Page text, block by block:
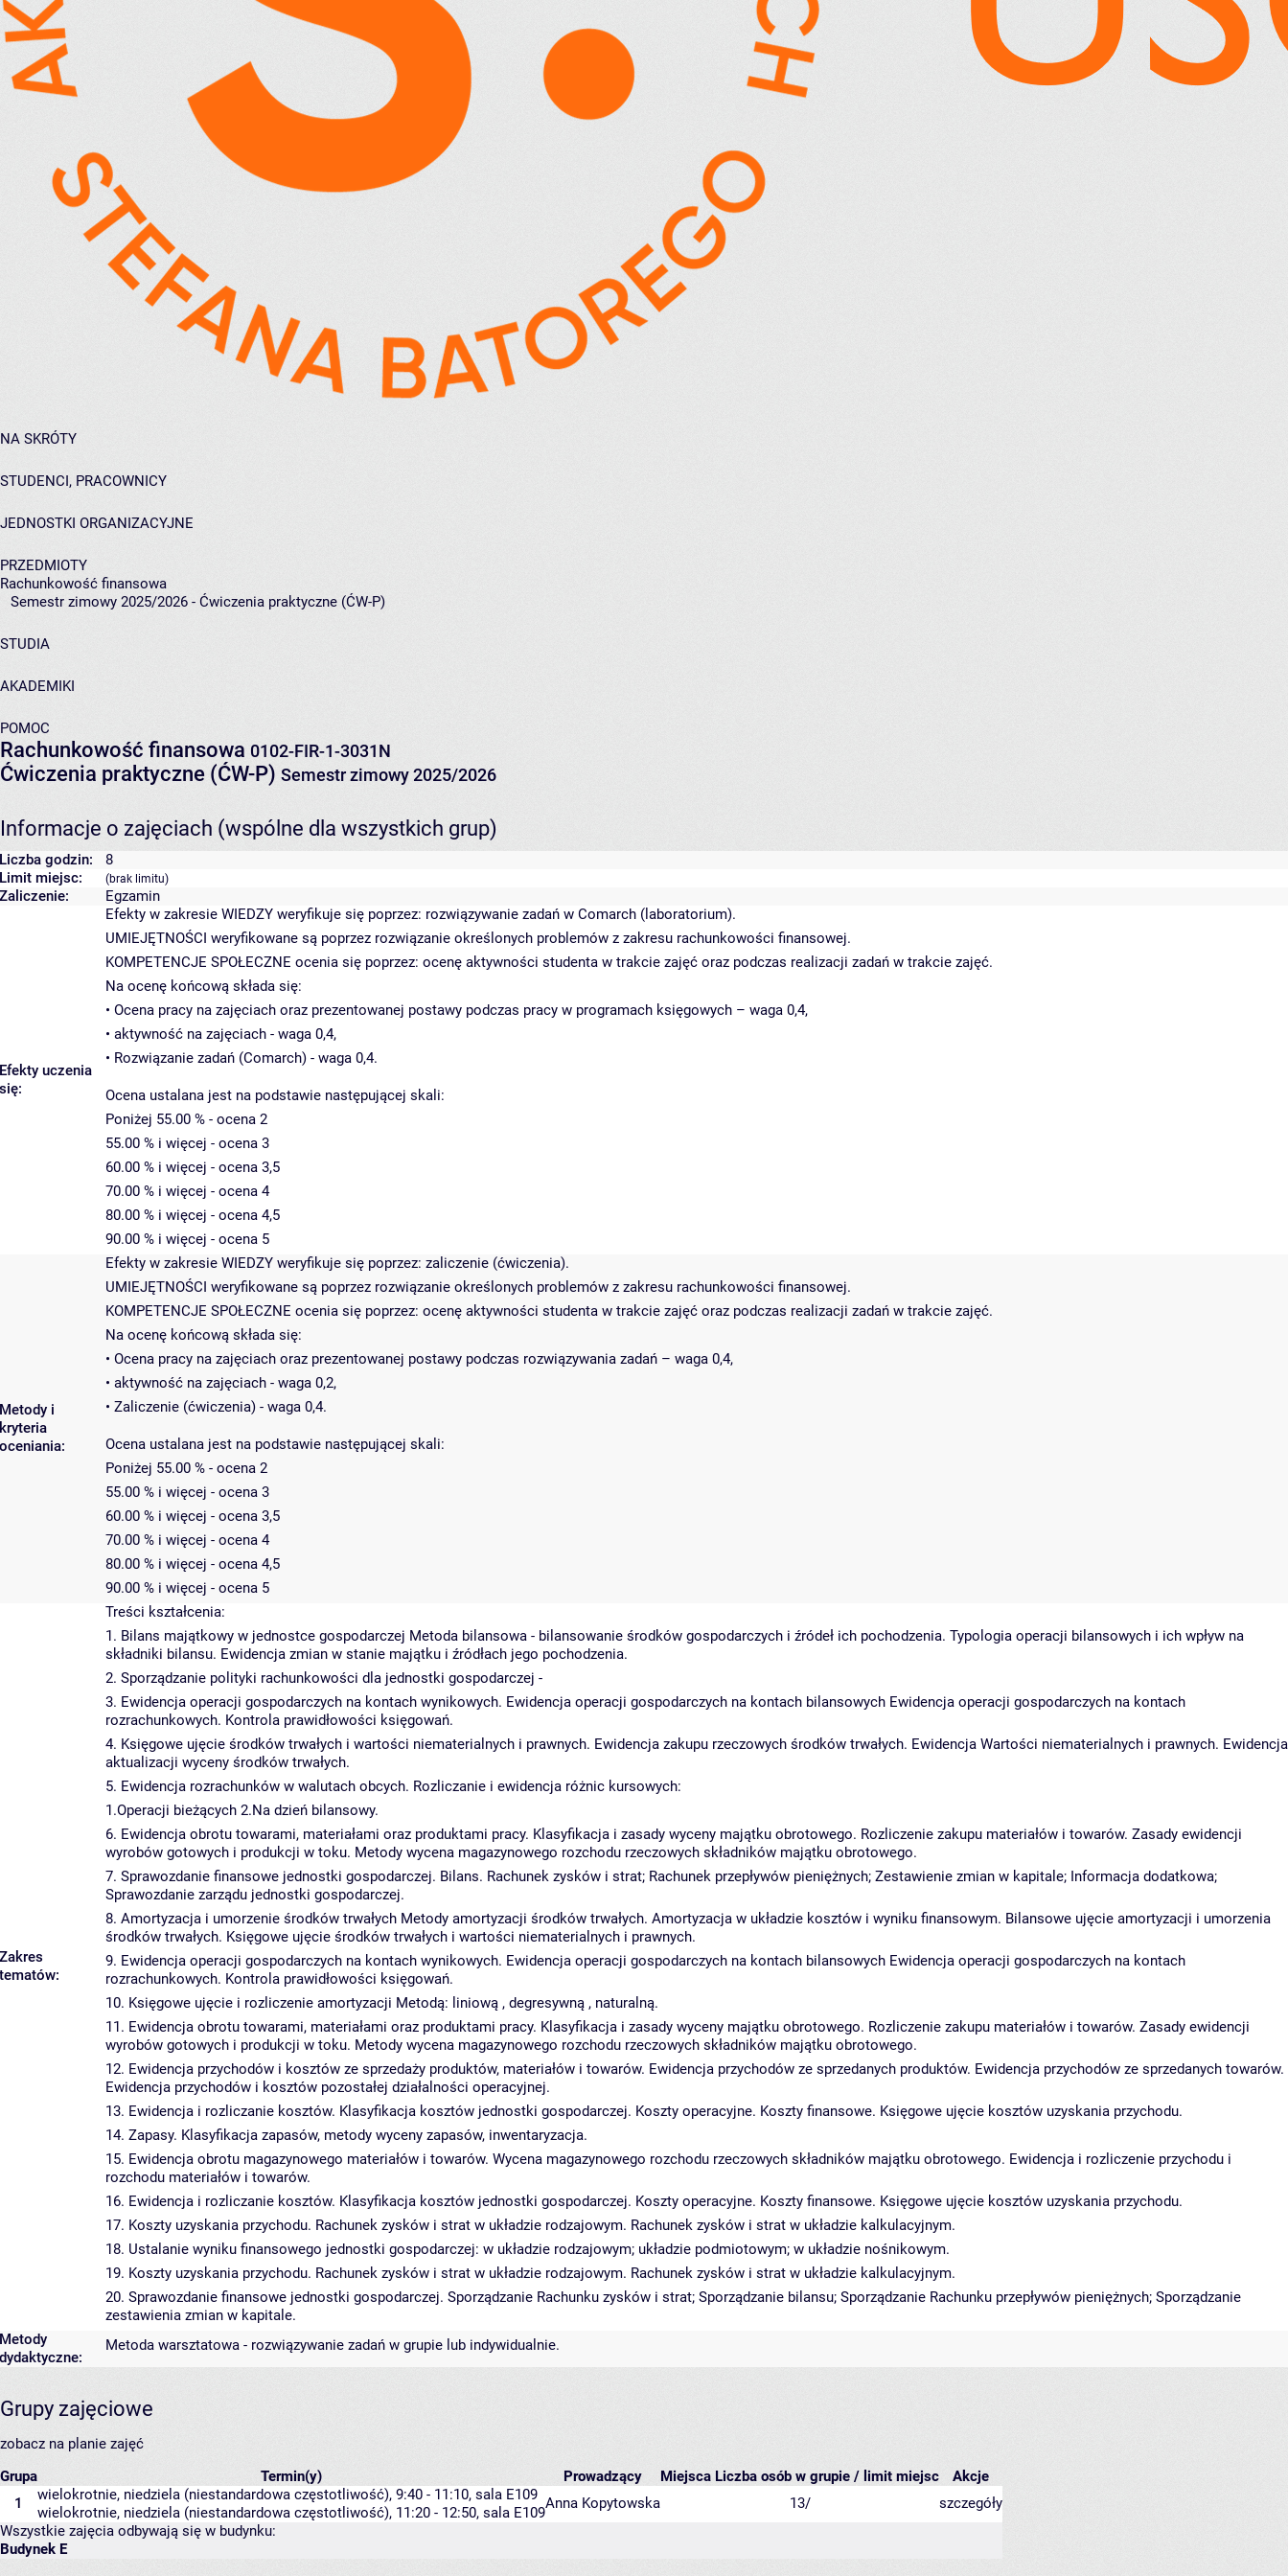
NA SKRÓTY
STUDENCI, PRACOWNICY
JEDNOSTKI ORGANIZACYJNE
PRZEDMIOTY
Rachunkowość finansowa
Semestr zimowy 2025/2026 - Ćwiczenia praktyczne (ĆW-P)
STUDIA
AKADEMIKI
POMOC
Rachunkowość finansowa 0102-FIR-1-3031N
Ćwiczenia praktyczne (ĆW-P) Semestr zimowy 2025/2026
Informacje o zajęciach (wspólne dla wszystkich grup)
Liczba godzin:
8
Limit miejsc:
(brak limitu)
Zaliczenie: Egzamin
Efekty uczenia
się:
Efekty w zakresie WIEDZY weryfikuje się poprzez: rozwiązywanie zadań w Comarch (laboratorium).
UMIEJĘTNOŚCI weryfikowane są poprzez rozwiązanie określonych problemów z zakresu rachunkowości finansowej.
KOMPETENCJE SPOŁECZNE ocenia się poprzez: ocenę aktywności studenta w trakcie zajęć oraz podczas realizacji zadań w trakcie zajęć.
Na ocenę końcową składa się:
• Ocena pracy na zajęciach oraz prezentowanej postawy podczas pracy w programach księgowych – waga 0,4,
• aktywność na zajęciach - waga 0,4,
• Rozwiązanie zadań (Comarch) - waga 0,4.
Ocena ustalana jest na podstawie następującej skali:
Poniżej 55.00 % - ocena 2
55.00 % i więcej - ocena 3
60.00 % i więcej - ocena 3,5
70.00 % i więcej - ocena 4
80.00 % i więcej - ocena 4,5
90.00 % i więcej - ocena 5
Metody i
kryteria
oceniania:
Efekty w zakresie WIEDZY weryfikuje się poprzez: zaliczenie (ćwiczenia).
UMIEJĘTNOŚCI weryfikowane są poprzez rozwiązanie określonych problemów z zakresu rachunkowości finansowej.
KOMPETENCJE SPOŁECZNE ocenia się poprzez: ocenę aktywności studenta w trakcie zajęć oraz podczas realizacji zadań w trakcie zajęć.
Na ocenę końcową składa się:
• Ocena pracy na zajęciach oraz prezentowanej postawy podczas rozwiązywania zadań – waga 0,4,
• aktywność na zajęciach - waga 0,2,
• Zaliczenie (ćwiczenia) - waga 0,4.
Ocena ustalana jest na podstawie następującej skali:
Poniżej 55.00 % - ocena 2
55.00 % i więcej - ocena 3
60.00 % i więcej - ocena 3,5
70.00 % i więcej - ocena 4
80.00 % i więcej - ocena 4,5
90.00 % i więcej - ocena 5
Zakres
tematów:
Treści kształcenia:
1. Bilans majątkowy w jednostce gospodarczej Metoda bilansowa - bilansowanie środków gospodarczych i źródeł ich pochodzenia. Typologia operacji bilansowych i ich wpływ na
składniki bilansu. Ewidencja zmian w stanie majątku i źródłach jego pochodzenia.
2. Sporządzanie polityki rachunkowości dla jednostki gospodarczej -
3. Ewidencja operacji gospodarczych na kontach wynikowych. Ewidencja operacji gospodarczych na kontach bilansowych Ewidencja operacji gospodarczych na kontach
rozrachunkowych. Kontrola prawidłowości księgowań.
4. Księgowe ujęcie środków trwałych i wartości niematerialnych i prawnych. Ewidencja zakupu rzeczowych środków trwałych. Ewidencja Wartości niematerialnych i prawnych. Ewidencja
aktualizacji wyceny środków trwałych.
5. Ewidencja rozrachunków w walutach obcych. Rozliczanie i ewidencja różnic kursowych:
1.Operacji bieżących 2.Na dzień bilansowy.
6. Ewidencja obrotu towarami, materiałami oraz produktami pracy. Klasyfikacja i zasady wyceny majątku obrotowego. Rozliczenie zakupu materiałów i towarów. Zasady ewidencji
wyrobów gotowych i produkcji w toku. Metody wycena magazynowego rozchodu rzeczowych składników majątku obrotowego.
7. Sprawozdanie finansowe jednostki gospodarczej. Bilans. Rachunek zysków i strat; Rachunek przepływów pieniężnych; Zestawienie zmian w kapitale; Informacja dodatkowa;
Sprawozdanie zarządu jednostki gospodarczej.
8. Amortyzacja i umorzenie środków trwałych Metody amortyzacji środków trwałych. Amortyzacja w układzie kosztów i wyniku finansowym. Bilansowe ujęcie amortyzacji i umorzenia
środków trwałych. Księgowe ujęcie środków trwałych i wartości niematerialnych i prawnych.
9. Ewidencja operacji gospodarczych na kontach wynikowych. Ewidencja operacji gospodarczych na kontach bilansowych Ewidencja operacji gospodarczych na kontach
rozrachunkowych. Kontrola prawidłowości księgowań.
10. Księgowe ujęcie i rozliczenie amortyzacji Metodą: liniową , degresywną , naturalną.
11. Ewidencja obrotu towarami, materiałami oraz produktami pracy. Klasyfikacja i zasady wyceny majątku obrotowego. Rozliczenie zakupu materiałów i towarów. Zasady ewidencji
wyrobów gotowych i produkcji w toku. Metody wycena magazynowego rozchodu rzeczowych składników majątku obrotowego.
12. Ewidencja przychodów i kosztów ze sprzedaży produktów, materiałów i towarów. Ewidencja przychodów ze sprzedanych produktów. Ewidencja przychodów ze sprzedanych towarów.
Ewidencja przychodów i kosztów pozostałej działalności operacyjnej.
13. Ewidencja i rozliczanie kosztów. Klasyfikacja kosztów jednostki gospodarczej. Koszty operacyjne. Koszty finansowe. Księgowe ujęcie kosztów uzyskania przychodu.
14. Zapasy. Klasyfikacja zapasów, metody wyceny zapasów, inwentaryzacja.
15. Ewidencja obrotu magazynowego materiałów i towarów. Wycena magazynowego rozchodu rzeczowych składników majątku obrotowego. Ewidencja i rozliczenie przychodu i
rozchodu materiałów i towarów.
16. Ewidencja i rozliczanie kosztów. Klasyfikacja kosztów jednostki gospodarczej. Koszty operacyjne. Koszty finansowe. Księgowe ujęcie kosztów uzyskania przychodu.
17. Koszty uzyskania przychodu. Rachunek zysków i strat w układzie rodzajowym. Rachunek zysków i strat w układzie kalkulacyjnym.
18. Ustalanie wyniku finansowego jednostki gospodarczej: w układzie rodzajowym; układzie podmiotowym; w układzie nośnikowym.
19. Koszty uzyskania przychodu. Rachunek zysków i strat w układzie rodzajowym. Rachunek zysków i strat w układzie kalkulacyjnym.
20. Sprawozdanie finansowe jednostki gospodarczej. Sporządzanie Rachunku zysków i strat; Sporządzanie bilansu; Sporządzanie Rachunku przepływów pieniężnych; Sporządzanie
zestawienia zmian w kapitale.
Metody
dydaktyczne:
Metoda warsztatowa - rozwiązywanie zadań w grupie lub indywidualnie.
Grupy zajęciowe
zobacz na planie zajęć
Grupa
Termin(y) Prowadzący Miejsca Liczba osób w grupie / limit miejsc
Akcje
1
wielokrotnie, niedziela (niestandardowa częstotliwość), 9:40 - 11:10, sala E109
wielokrotnie, niedziela (niestandardowa częstotliwość), 11:20 - 12:50, sala E109
Anna Kopytowska 13/
szczegóły
Wszystkie zajęcia odbywają się w budynku:
Budynek E